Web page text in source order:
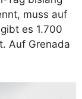
muss auf
es 1.700
Auf Grenada